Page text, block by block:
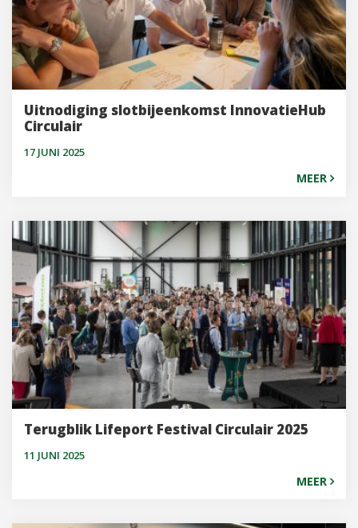
Uitnodiging slotbijeenkomst InnovatieHub
Circulair
17 JUNI 2025
MEER
Terugblik Lifeport Festival Circulair 2025
11 JUNI 2025
MEER